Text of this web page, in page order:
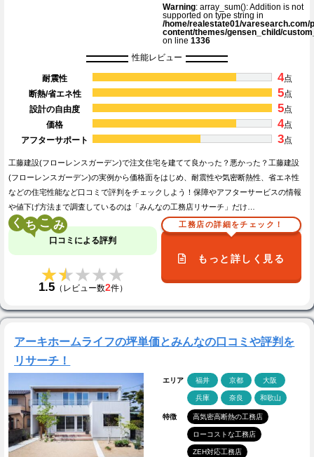
Warning: array_sum(): Addition is not
supported on type string in
/home/realestate01/varesearch.com/
content/themes/gensen_child/
on line 1336
性能レビュー
耐震性 4点
断熱/省エネ性
5点
設計の自由度
5点
価格
4点
アフターサポート
3点
工藤建設(フローレンスガーデン)で注文住宅を建てて良かった？悪かった？工藤建設
(フローレンスガーデン)の実例から価格面をはじめ、耐震性や気密断熱性、省エネ性
などの住宅性能など口コミで評判をチェックしよう！保障やアフターサービスの情報
や値下げ方法まで調査しているのは「みんなの工務店リサーチ」だけ…
く こ
口コミによる評判
★★★★★
★★★★★
1.5（レビュー数2件）
工務店の詳細をチェック！
もっと詳しく見る
アーキホームライフの坪単価とみんなの口コミや評判を
リサーチ！
エリア 福井 京都 大阪
兵庫 奈良 和歌山
特徴 高気密高断熱の工務店
ローコストな工務店
ZEH対応工務店